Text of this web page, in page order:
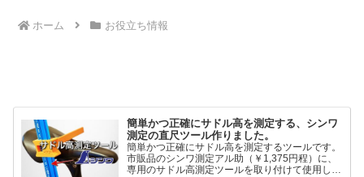
ホーム お役立ち情報
簡単かつ正確にサドル高を測定する、シンワ
測定の直尺ツール作りました。
簡単かつ正確にサドル高を測定するツールです。
市販品のシンワ測定アル助（￥1,375円程）に、
専用のサドル高測定ツールを取り付けて使用しま